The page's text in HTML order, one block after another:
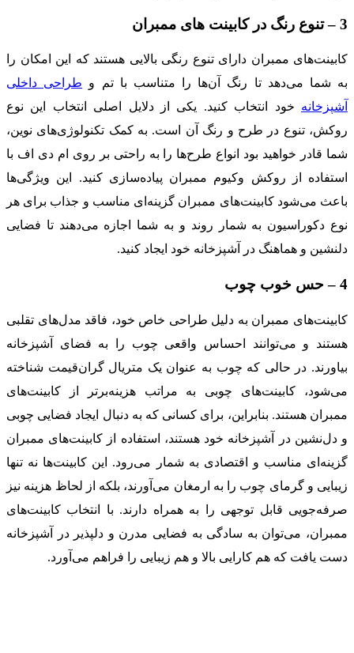
3 – تنوع رنگ در کابینت های ممبران
کابینت‌های ممبران دارای تنوع رنگی بالایی هستند که این امکان را
به شما می‌دهد تا رنگ آن‌ها را متناسب با تم و طراحی داخلی
آشپزخانه خود انتخاب کنید. یکی از دلایل اصلی انتخاب این نوع
روکش، تنوع در طرح و رنگ آن است. به کمک تکنولوژی‌های نوین،
شما قادر خواهید بود انواع طرح‌ها را به راحتی بر روی ام دی اف با
استفاده از روکش وکیوم ممبران پیاده‌سازی کنید. این ویژگی‌ها
باعث می‌شود کابینت‌های ممبران گزینه‌ای مناسب و جذاب برای هر
نوع دکوراسیون به شمار روند و به شما اجازه می‌دهند تا فضایی
دلنشین و هماهنگ در آشپزخانه خود ایجاد کنید.
4 – حس خوب چوب
کابینت‌های ممبران به دلیل طراحی خاص خود، فاقد مدل‌های تقلبی
هستند و می‌توانند احساس واقعی چوب را به فضای آشپزخانه
بیاورند. در حالی که چوب به عنوان یک متریال گران‌قیمت شناخته
می‌شود، کابینت‌های چوبی به مراتب هزینه‌برتر از کابینت‌های
ممبران هستند. بنابراین، برای کسانی که به دنبال ایجاد فضایی چوبی
و دل‌نشین در آشپزخانه خود هستند، استفاده از کابینت‌های ممبران
گزینه‌ای مناسب و اقتصادی به شمار می‌رود. این کابینت‌ها نه تنها
زیبایی و گرمای چوب را به ارمغان می‌آورند، بلکه از لحاظ هزینه نیز
صرفه‌جویی قابل توجهی را به همراه دارند. با انتخاب کابینت‌های
ممبران، می‌توان به سادگی به فضایی مدرن و دلپذیر در آشپزخانه
دست یافت که هم کارایی بالا و هم زیبایی را فراهم می‌آورد.